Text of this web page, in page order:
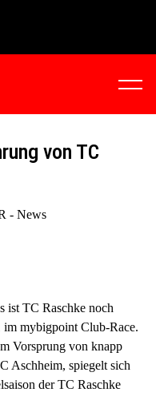
C
von TC
- News
ist TC Raschke noch
im mybigpoint Club-Race.
Vorsprung von knapp
Aschheim, spiegelt sich
der TC Raschke